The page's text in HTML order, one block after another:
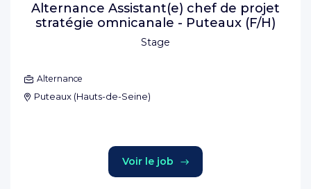
Stage
Alternance Assistant(e) chef de projet
stratégie omnicanale - Puteaux (F/H)
Alternance
Puteaux (Hauts-de-Seine)
Voir le job